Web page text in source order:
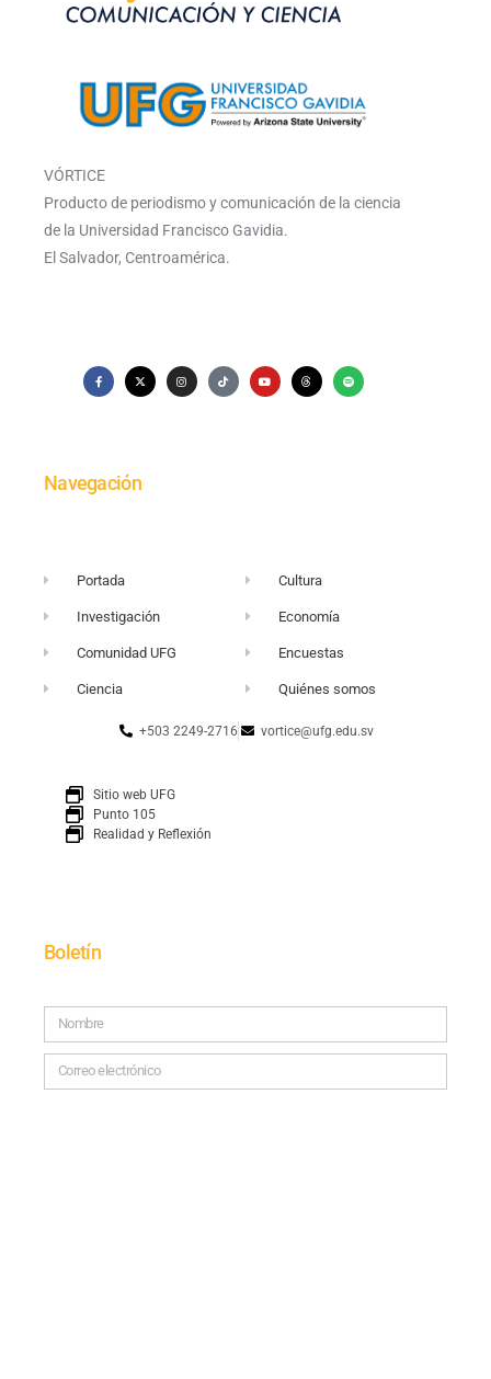
VÓRTICE
Producto de periodismo y comunicación de la ciencia
de la Universidad Francisco Gavidia.
El Salvador, Centroamérica.
Navegación
Portada
Investigación
Comunidad UFG
Ciencia
Cultura
Economía
Encuestas
Quiénes somos
+503 2249-2716 vortice@ufg.edu.sv
Sitio web UFG
Punto 105
Realidad y Reflexión
Boletín